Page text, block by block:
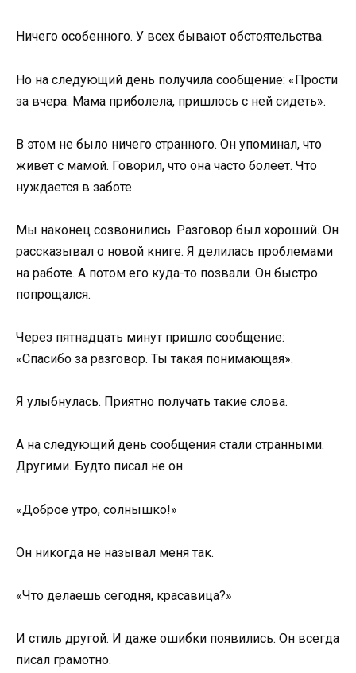
Ничего особенного. У всех бывают обстоятельства.
Но на следующий день получила сообщение: «Прости
за вчера. Мама приболела, пришлось с ней сидеть».
В этом не было ничего странного. Он упоминал, что
живет с мамой. Говорил, что она часто болеет. Что
нуждается в заботе.
Мы наконец созвонились. Разговор был хороший. Он
рассказывал о новой книге. Я делилась проблемами
на работе. А потом его куда-то позвали. Он быстро
попрощался.
Через пятнадцать минут пришло сообщение:
«Спасибо за разговор. Ты такая понимающая».
Я улыбнулась. Приятно получать такие слова.
А на следующий день сообщения стали странными.
Другими. Будто писал не он.
«Доброе утро, солнышко!»
Он никогда не называл меня так.
«Что делаешь сегодня, красавица?»
И стиль другой. И даже ошибки появились. Он всегда
писал грамотно.